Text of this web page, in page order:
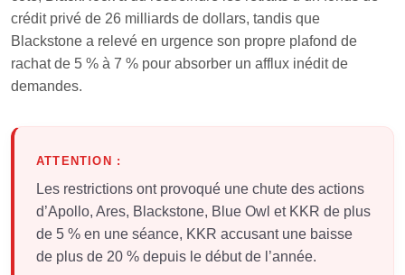
crédit privé de 26 milliards de dollars, tandis que
Blackstone a relevé en urgence son propre plafond de
rachat de 5 % à 7 % pour absorber un afflux inédit de
demandes.
ATTENTION :
Les restrictions ont provoqué une chute des actions
d’Apollo, Ares, Blackstone, Blue Owl et KKR de plus
de 5 % en une séance, KKR accusant une baisse
de plus de 20 % depuis le début de l’année.